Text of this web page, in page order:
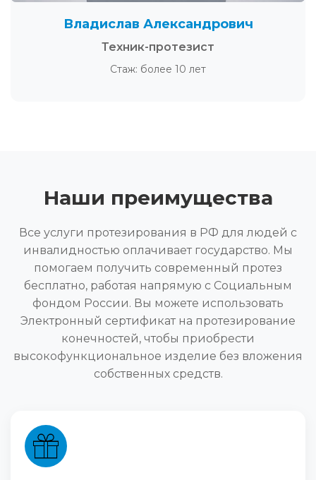
Владислав Александрович
Техник-протезист
Стаж: более 10 лет
Наши преимущества
Все услуги протезирования в РФ для людей с
инвалидностью оплачивает государство. Мы
помогаем получить современный протез
бесплатно, работая напрямую с Социальным
фондом России. Вы можете использовать
Электронный сертификат на протезирование
конечностей, чтобы приобрести
высокофункциональное изделие без вложения
собственных средств.